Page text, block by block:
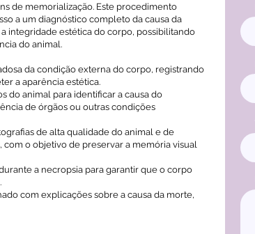
de memorialização. Este procedimento
a um diagnóstico completo da causa da
integridade estética do corpo, possibilitando
do animal.
da condição externa do corpo, registrando
a aparência estética.
do animal para identificar a causa do
de órgãos ou outras condições
de alta qualidade do animal e de
o objetivo de preservar a memória visual
a necropsia para garantir que o corpo
com explicações sobre a causa da morte,